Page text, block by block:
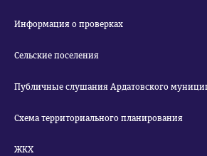
Информация о проверках
Сельские поселения
Публичные слушания Ардатовского
Схема территориального планирования
ЖКХ